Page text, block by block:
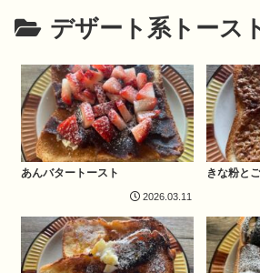
デザート系トース
あんバタートースト
2026.03.11
きな粉と